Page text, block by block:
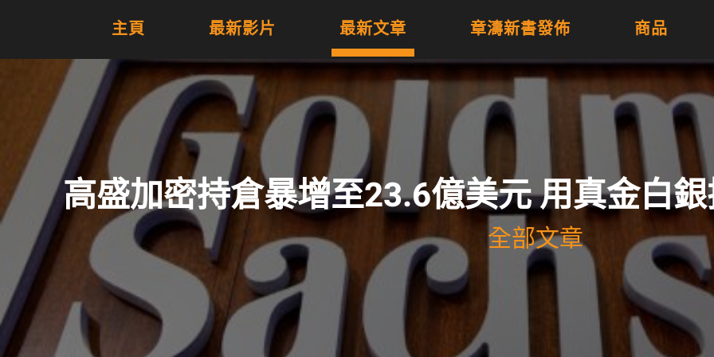
主頁 最新影片 最新文章 章濤新書發佈 商品
高盛加密持倉暴增至23.6億美元 用真金白
全部文章